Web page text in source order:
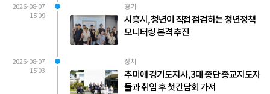
2026-08-07
15:09
경기
시흥시, 청년이 직접 점검하는 청년정책
모니터링 본격 추진
2026-08-07
15:03
정치
추미애 경기도지사, 3대 종단 종교지도자
들과 취임 후 첫 간담회 가져